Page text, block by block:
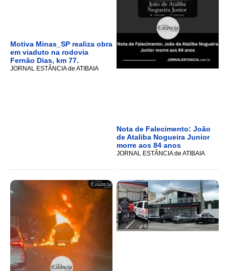
Motiva Minas_SP realiza obra
em viaduto na rodovia
Fernão Dias, km 77.
JORNAL ESTÂNCIA de ATIBAIA
Nota de Falecimento: João
de Ataliba Nogueira Junior
morre aos 84 anos
JORNAL ESTÂNCIA de ATIBAIA